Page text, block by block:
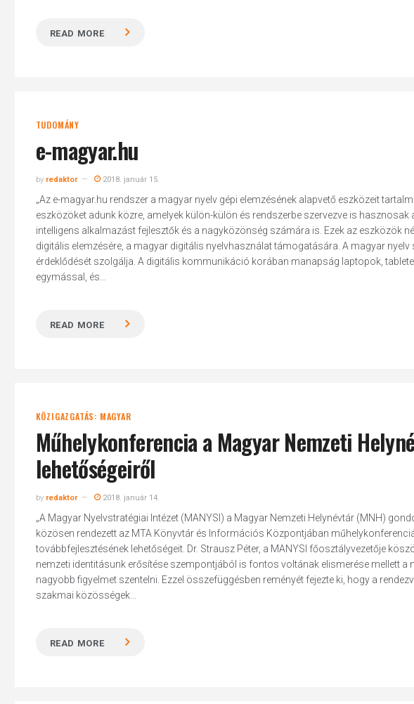
READ MORE
TUDOMÁNY
e-magyar.hu
by redaktor 2018. január 15.
„Az e-magyar.hu rendszer a magyar nyelv gépi elemzésének alapvető eszközeit
eszközöket adunk közre, amelyek külön-külön és rendszerbe szervezve is
intelligens alkalmazást fejlesztők és a nagyközönség számára is. Ezek az eszközök
digitális elemzésére, a magyar digitális nyelvhasználat támogatására. A magyar
érdeklődését szolgálja. A digitális kommunikáció korában manapság laptopok,
egymással, és...
READ MORE
KÖZIGAZGATÁS: MAGYAR
Műhelykonferencia a Magyar Nemzeti
lehetőségeiről
by redaktor 2018. január 14.
„A Magyar Nyelvstratégiai Intézet (MANYSI) a Magyar Nemzeti Helynévtár (MNH)
közösen rendezett az MTA Könyvtár és Információs Központjában
továbbfejlesztésének lehetőségeit. Dr. Strausz Péter, a MANYSI főosztályvezetője
nemzeti identitásunk erősítése szempontjából is fontos voltának elismerése mellett a
nagyobb figyelmet szentelni. Ezzel összefüggésben reményét fejezte ki, hogy a
szakmai közösségek...
READ MORE